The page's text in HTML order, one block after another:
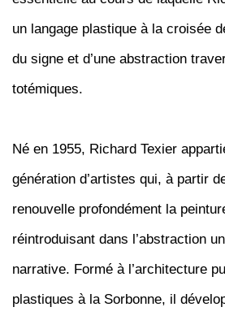
un langage plastique à la croisée
du signe et d’une abstraction
totémiques.
Né en 1955, Richard Texier
génération d’artistes qui, à partir
renouvelle profondément la
réintroduisant dans l’abstraction
narrative. Formé à l’architecture
plastiques à la Sorbonne, il